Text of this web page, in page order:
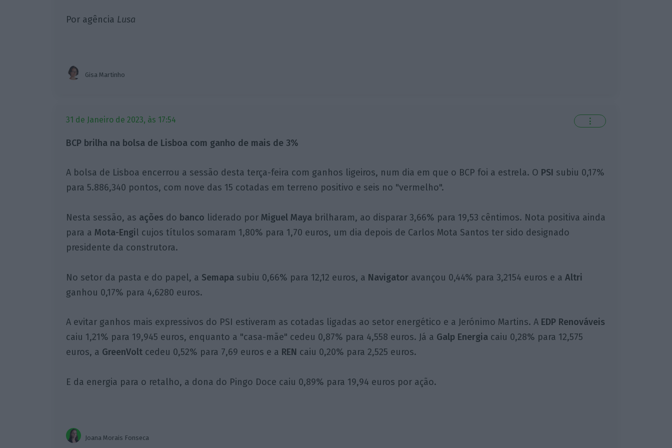
Por agência Lusa
Gisa Martinho
31 de Janeiro de 2023, às 17:54 ⋮
BCP brilha na bolsa de Lisboa com ganho de mais de 3%
A bolsa de Lisboa encerrou a sessão desta terça-feira com ganhos ligeiros, num dia em que o BCP foi a estrela. O PSI subiu 0,17%
para 5.886,340 pontos, com nove das 15 cotadas em terreno positivo e seis no "vermelho".
Nesta sessão, as ações do banco liderado por Miguel Maya brilharam, ao disparar 3,66% para 19,53 cêntimos. Nota positiva ainda
para a Mota-Engil cujos títulos somaram 1,80% para 1,70 euros, um dia depois de Carlos Mota Santos ter sido designado
presidente da construtora.
No setor da pasta e do papel, a Semapa subiu 0,66% para 12,12 euros, a Navigator avançou 0,44% para 3,2154 euros e a Altri
ganhou 0,17% para 4,6280 euros.
A evitar ganhos mais expressivos do PSI estiveram as cotadas ligadas ao setor energético e a Jerónimo Martins. A EDP Renováveis
caiu 1,21% para 19,945 euros, enquanto a "casa-mãe" cedeu 0,87% para 4,558 euros. Já a Galp Energia caiu 0,28% para 12,575
euros, a GreenVolt cedeu 0,52% para 7,69 euros e a REN caiu 0,20% para 2,525 euros.
E da energia para o retalho, a dona do Pingo Doce caiu 0,89% para 19,94 euros por ação.
Joana Morais Fonseca